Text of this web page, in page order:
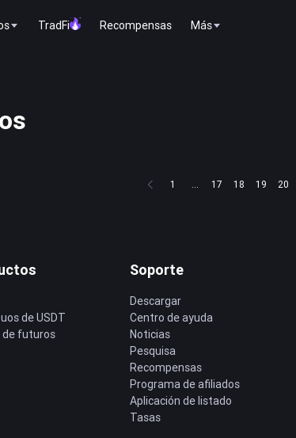
TradFi Recompensas Más
1 ... 17 18 19 20
de USDT
de futuros
Soporte
Descargar
Centro de ayuda
Noticias
Pesquisa
Recompensas
Programa de afiliados
Aplicación de listado
Tasas